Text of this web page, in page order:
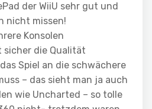
der WiiU sehr gut und
nicht missen!
Konsolen
sicher die Qualität
Spiel an die schwächere
– das sieht man ja auch
wie Uncharted – so tolle